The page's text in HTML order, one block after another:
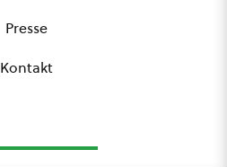
Presse
Kontakt